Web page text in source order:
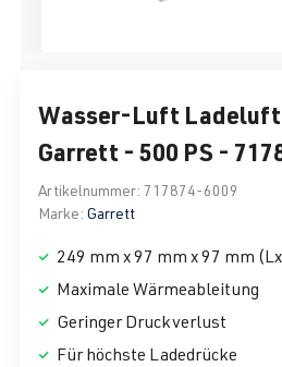
Wasser-Luft
Garrett - 500 PS -
Artikelnummer: 717874-6009
Marke: Garrett
249 mm x 97 mm x 97 mm
Maximale Wärmeableitung
Geringer Druckverlust
Für höchste Ladedrücke